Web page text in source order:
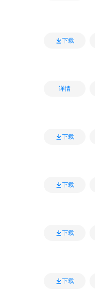
下载
详情
下载
下载
下载
下载